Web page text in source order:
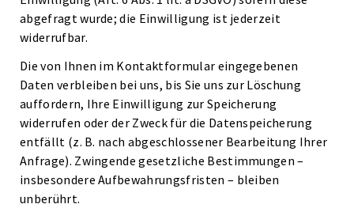
abgefragt wurde; die Einwilligung ist jederzeit
widerrufbar.
Die von Ihnen im Kontaktformular eingegebenen
Daten verbleiben bei uns, bis Sie uns zur Löschung
auffordern, Ihre Einwilligung zur Speicherung
widerrufen oder der Zweck für die Datenspeicherung
entfällt (z. B. nach abgeschlossener Bearbeitung Ihrer
Anfrage). Zwingende gesetzliche Bestimmungen –
insbesondere Aufbewahrungsfristen – bleiben
unberührt.